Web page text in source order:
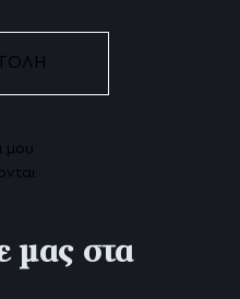
μου
μας στα